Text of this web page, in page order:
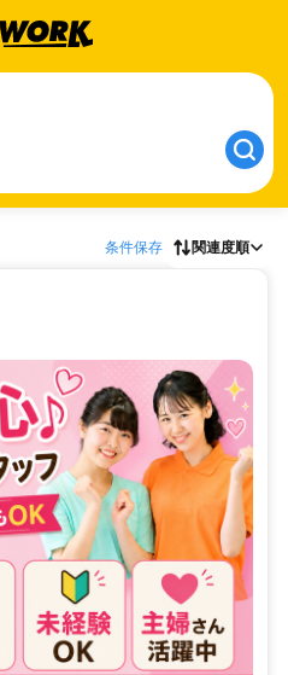
条件保存 関連度順